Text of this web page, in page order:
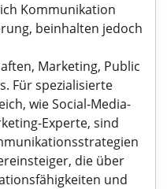
Kommunikation
beinhalten jedoch
Marketing, Public
Für spezialisierte
wie Social-Media-
Experte, sind
die über
und